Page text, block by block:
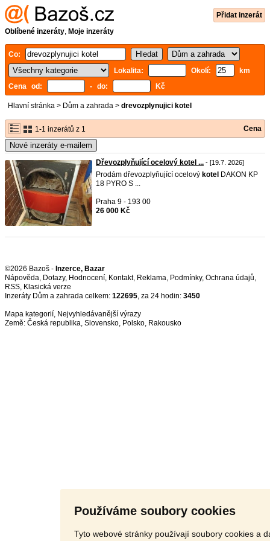
Používáme soubory cookies
Tyto webové stránky používají soubory cookies a
Přidat inzerát
Oblíbené inzeráty, Moje inzeráty
Co:
Lokalita:
Okolí:
km
Cena od:
- do: Kč
Hlavní stránka > Dům a zahrada > drevozplynujici kotel
1-1 inzerátů z 1 Cena
Nové inzeráty e-mailem
Dřevozplyňující ocelový kotel ... - [19.7. 2026]
Prodám dřevozplyňující ocelový kotel DAKON KP
18 PYRO S ...
Praha 9 - 193 00
26 000 Kč
©2026 Bazoš - Inzerce, Bazar
Nápověda, Dotazy, Hodnocení, Kontakt, Reklama, Podmínky, Ochrana údajů,
RSS,
Inzeráty Dům a zahrada celkem: 122695, za 24 hodin: 3450
Mapa kategorií, Nejvyhledávanější výrazy
Země: Česká republika, Slovensko, Polsko, Rakousko